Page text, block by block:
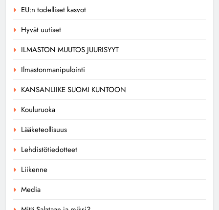
EU:n todelliset kasvot
Hyvät uutiset
ILMASTON MUUTOS JUURISYYT
Ilmastonmanipulointi
KANSANLIIKE SUOMI KUNTOON
Kouluruoka
Lääketeollisuus
Lehdistötiedotteet
Liikenne
Media